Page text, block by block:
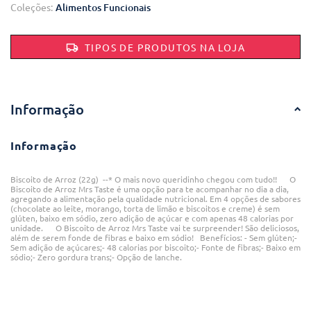
Coleções: Alimentos Funcionais
TIPOS DE PRODUTOS NA LOJA
Informação
Informação
Biscoito de Arroz (22g) --* O mais novo queridinho chegou com tudo!! O
Biscoito de Arroz Mrs Taste é uma opção para te acompanhar no dia a dia,
agregando a alimentação pela qualidade nutricional. Em 4 opções de sabores
(chocolate ao leite, morango, torta de limão e biscoitos e creme) é sem
glúten, baixo em sódio, zero adição de açúcar e com apenas 48 calorias por
unidade. O Biscoito de Arroz Mrs Taste vai te surpreender! São deliciosos,
além de serem fonde de fibras e baixo em sódio! Benefícios: - Sem glúten;-
Sem adição de açúcares;- 48 calorias por biscoito;- Fonte de fibras;- Baixo em
sódio;- Zero gordura trans;- Opção de lanche.